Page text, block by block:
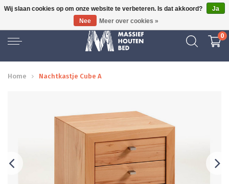
GRATIS BEZORGD
0
Home Nachtkastje Cube A
Wij slaan cookies op om onze website te verbeteren. Is dat akkoord?
Ja
Nee
Meer over cookies »